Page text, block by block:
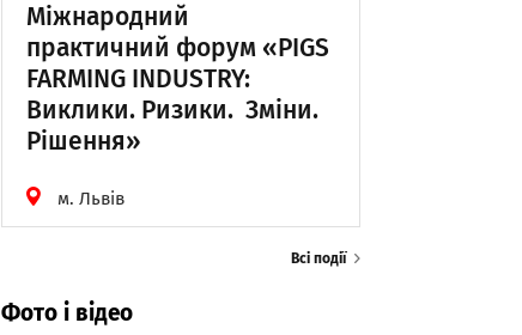
Міжнародний
практичний форум «PIGS
FARMING INDUSTRY:
Виклики. Ризики. Зміни.
Рішення»
м. Львів
Всі події
Фото і відео